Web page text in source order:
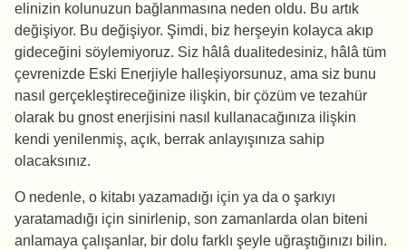
elinizin kolunuzun bağlanmasına neden oldu. Bu artık
değişiyor. Bu değişiyor. Şimdi, biz herşeyin kolayca akıp
gideceğini söylemiyoruz. Siz hâlâ dualitedesiniz, hâlâ tüm
çevrenizde Eski Enerjiyle halleşiyorsunuz, ama siz bunu
nasıl gerçekleştireceğinize ilişkin, bir çözüm ve tezahür
olarak bu gnost enerjisini nasıl kullanacağınıza ilişkin
kendi yenilenmiş, açık, berrak anlayışınıza sahip
olacaksınız.
O nedenle, o kitabı yazamadığı için ya da o şarkıyı
yaratamadığı için sinirlenip, son zamanlarda olan biteni
anlamaya çalışanlar, bir dolu farklı şeyle uğraştığınızı bilin.